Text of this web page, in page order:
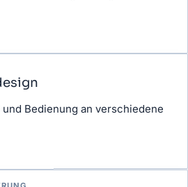
Bedienung an verschiedene